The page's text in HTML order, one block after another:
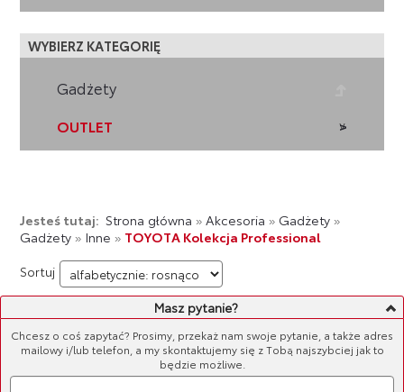
WYBIERZ KATEGORIĘ
Gadżety
OUTLET
Jesteś tutaj: Strona główna »Akcesoria » Gadżety»
Gadżety» Inne » TOYOTA Kolekcja Professional
Sortuj
LISTA PRODUKTÓWMasz pytanie?
Chcesz o coś zapytać? Prosimy, przekaż nam swoje pytanie, a także adres
mailowy i/lub telefon, a my skontaktujemy się z Tobą najszybciej jak to
będzie możliwe.